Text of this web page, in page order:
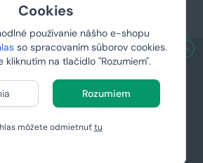
Cookies
používanie nášho e-shopu
so spracovaním súborov cookies.
kliknutím na tlačidlo "Rozumiem".
Rozumiem
môžete odmietnuťtu
tovaru